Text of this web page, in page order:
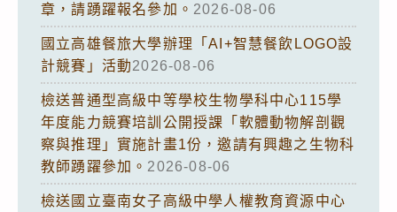
章，請踴躍報名參加。 2026-08-06
國立高雄餐旅大學辦理「AI+智慧餐飲LOGO設
計競賽」活動2026-08-06
檢送普通型高級中等學校生物學科中心115學
年度能力競賽培訓公開授課「軟體動物解剖觀
察與推理」實施計畫1份，邀請有興趣之生物科
教師踴躍參加。 2026-08-06
檢送國立臺南女子高級中學人權教育資源中心